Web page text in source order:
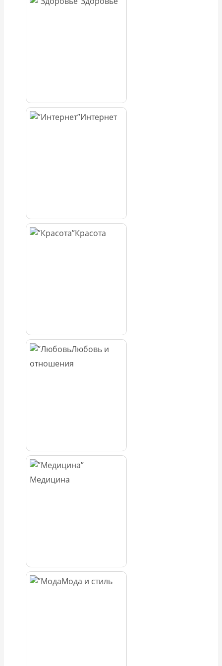
Интернет
Красота
Любовь и
отношения
Медицина
Мода и стиль